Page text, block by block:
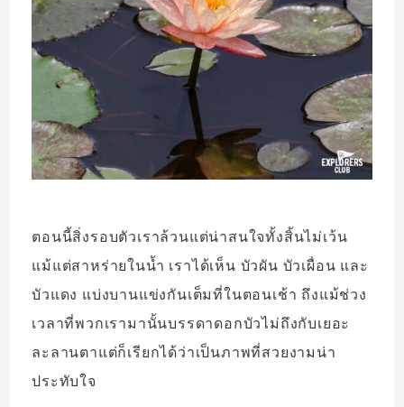
ตอนนี้สิ่งรอบตัวเราล้วนแต่น่าสนใจทั้งสิ้นไม่เว้น
แม้แต่สาหร่ายในน้ำ เราได้เห็น บัวผัน บัวเผื่อน และ
บัวแดง แบ่งบานแข่งกันเต็มที่ในตอนเช้า ถึงแม้ช่วง
เวลาที่พวกเรามานั้นบรรดาดอกบัวไม่ถึงกับเยอะ
ละลานตาแต่ก็เรียกได้ว่าเป็นภาพที่สวยงามน่า
ประทับใจ